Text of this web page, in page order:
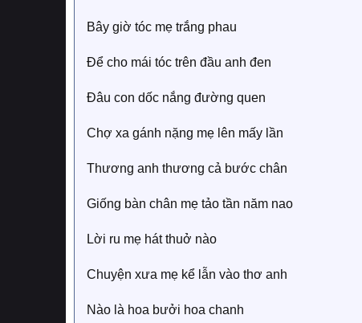
Bây giờ tóc mẹ trắng phau
Để cho mái tóc trên đầu anh đen
Đâu con dốc nắng đường quen
Chợ xa gánh nặng mẹ lên mấy lần
Thương anh thương cả bước chân
Giống bàn chân mẹ tảo tần năm nao
Lời ru mẹ hát thuở nào
Chuyện xưa mẹ kể lẫn vào thơ anh
Nào là hoa bưởi hoa chanh